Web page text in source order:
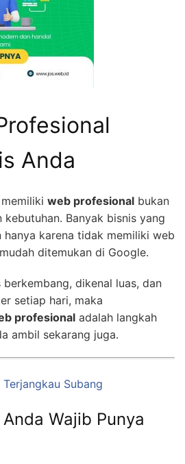
Anda
web profesional bukan
kebutuhan. Banyak bisnis yang
hanya karena tidak memiliki web
ditemukan di Google.
dikenal luas, dan
setiap hari, maka
profesional adalah langkah
ambil sekarang juga.
Terjangkau Subang
Wajib Punya